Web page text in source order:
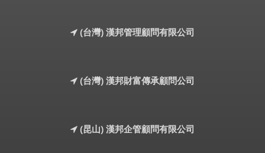
(台灣) 漢邦管理顧問有限公司
(台灣) 漢邦財富傳承顧問公司
(昆山) 漢邦企管顧問有限公司